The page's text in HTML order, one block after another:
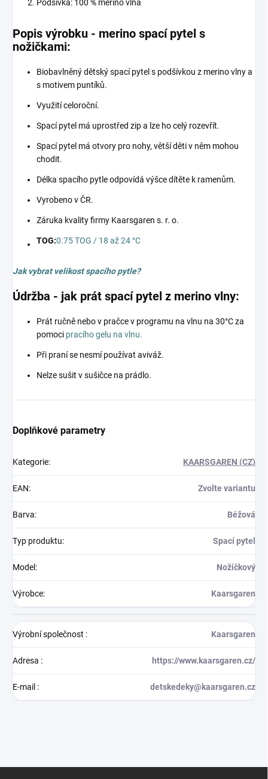
Podšívka: 100 % merino vlna
Popis výrobku - merino spací pytel s
nožičkami:
Biobavlněný dětský spací pytel s podšívkou z merino vlny a
s motivem puntíků.
Využití celoroční.
Spací pytel má uprostřed zip a lze ho celý rozevřít.
Spací pytel má otvory pro nohy, větší děti v něm mohou
chodit.
Délka spacího pytle odpovídá výšce dítěte k ramenům.
Vyrobeno v ČR.
Záruka kvality firmy Kaarsgaren s. r. o.
TOG:0.75 TOG / 18 až 24 °C
Jak vybrat velikost spacího pytle?
Údržba - jak prát spací pytel z merino vlny:
Prát ručně nebo v pračce v programu na vlnu na 30°C za
pomoci pracího gelu na vlnu.
Při praní se nesmí používat aviváž.
Nelze sušit v sušičce na prádlo.
Doplňkové parametry
Kategorie: KAARSGAREN (CZ)
EAN: Zvolte variantu
Barva: Béžová
Typ produktu: Spací pytel
Model : Nožičkový
Výrobce: Kaarsgaren
Výrobní společnost : Kaarsgaren
Adresa : https://www.kaarsgaren.cz/
E-mail : detskedeky@kaarsgaren.cz